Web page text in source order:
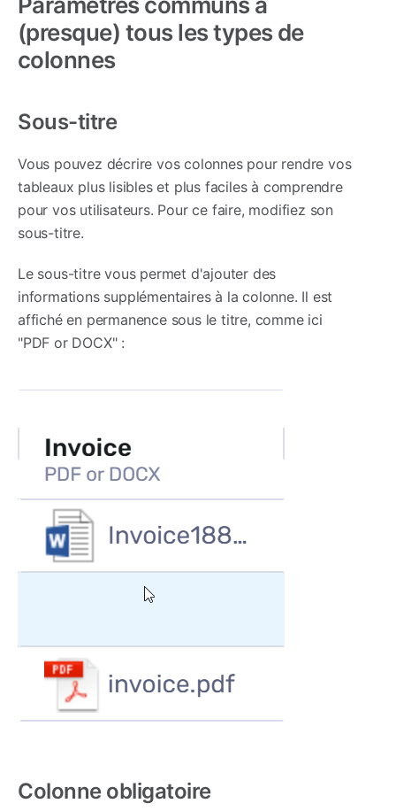
(presque) tous les types de
colonnes
Sous-titre
Vous pouvez décrire vos colonnes pour rendre vos
tableaux plus lisibles et plus faciles à comprendre
pour vos utilisateurs. Pour ce faire, modifiez son
sous-titre.
Le sous-titre vous permet d'ajouter des
informations supplémentaires à la colonne. Il est
affiché en permanence sous le titre, comme ici
"PDF or DOCX" :
Colonne obligatoire